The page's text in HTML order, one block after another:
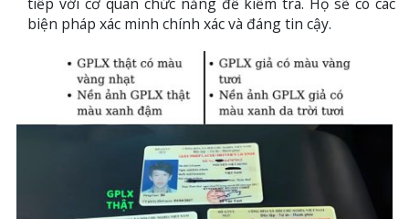
biện pháp xác minh chính xác và đáng tin cậy.